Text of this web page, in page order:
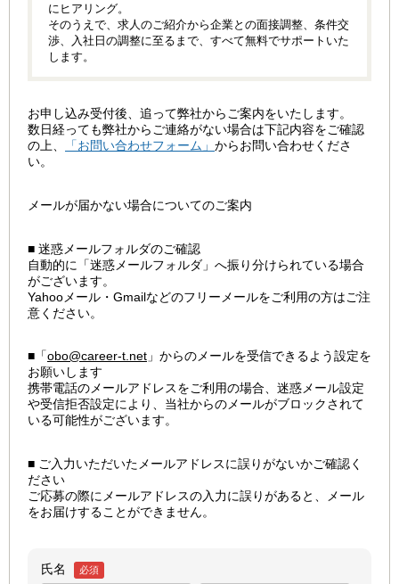
にヒアリング。
そのうえで、求人のご紹介から企業との面接調整、条件交
渉、入社日の調整に至るまで、すべて無料でサポートいた
します。
お申し込み受付後、追って弊社からご案内をいたします。
数日経っても弊社からご連絡がない場合は下記内容をご確認
の上、
「お問い合わせフォーム」 からお問い合わせくださ
い。
メールが届かない場合についてのご案内
■ 迷惑メールフォルダのご確認
自動的に「迷惑メールフォルダ」へ振り分けられている場合
がございます。
Yahooメール・Gmailなどのフリーメールをご利用の方はご注
意ください。
■「obo@career-t.net 」からのメールを受信できるよう設定を
お願いします
携帯電話のメールアドレスをご利用の場合、迷惑メール設定
や受信拒否設定により、当社からのメールがブロックされて
いる可能性がございます。
■ ご入力いただいたメールアドレスに誤りがないかご確認く
ださい
ご応募の際にメールアドレスの入力に誤りがあると、メール
をお届けすることができません。
氏名 必須